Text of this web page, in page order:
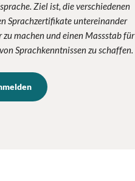
Ziel ist, die verschiedenen
Sprachzertifikate untereinander
zu machen und einen Massstab für
Sprachkenntnissen zu schaffen.